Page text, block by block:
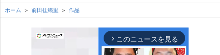
ホーム 前田佳織里 作品
arrow_forward_ios このニュースを見る